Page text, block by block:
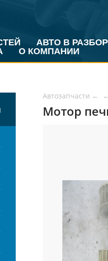
АВТО В РАЗБОР
О КОМПАНИИ
Автозапчасти ←
Мотор